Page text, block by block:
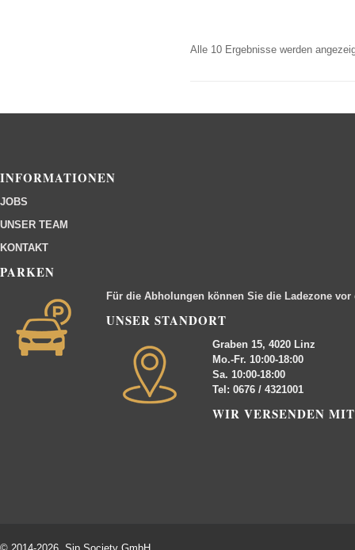
Alle 10 Ergebnisse werden
INFORMATIONEN
JOBS
UNSER TEAM
KONTAKT
PARKEN
Für die Abholungen können Sie die Ladezone
UNSER STANDORT
Graben 15, 4020 Linz
Mo.-Fr. 10:00-18:00
Sa. 10:00-18:00
Tel: 0676 / 4321001
WIR VERSENDEN